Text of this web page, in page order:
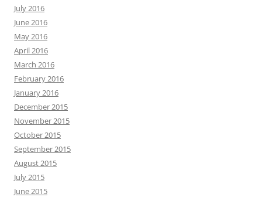
July 2016
June 2016
May 2016
April 2016
March 2016
February 2016
January 2016
December 2015
November 2015
October 2015
September 2015
August 2015
July 2015
June 2015